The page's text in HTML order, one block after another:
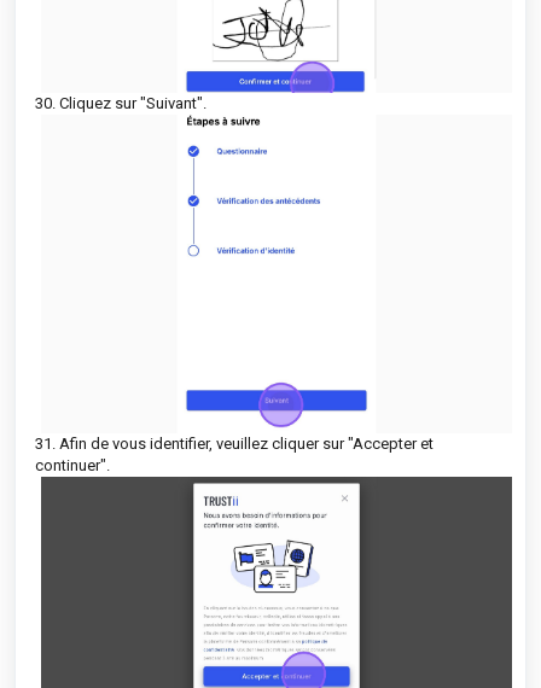
30. Cliquez sur "Suivant".
31. Afin de vous identifier, veuillez cliquer sur "Accepter et
continuer".